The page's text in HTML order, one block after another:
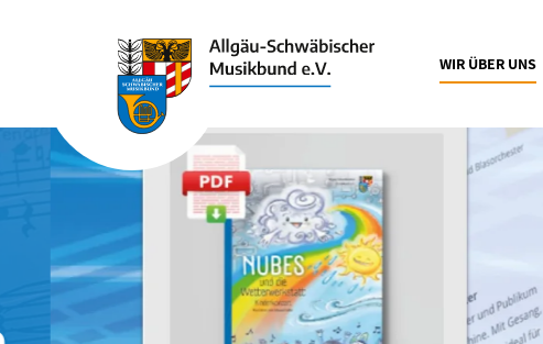
WIR ÜBER UNS